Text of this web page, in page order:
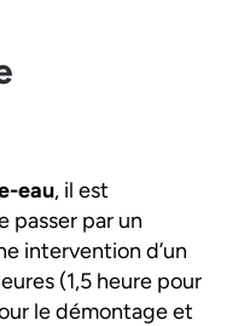
eau, il est
passer par un
intervention d’un
(1,5 heure pour
le démontage et